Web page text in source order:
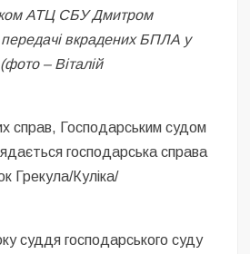
АТЦ СБУ Дмитром
вкрадених БПЛА у
– Віталій
справ, Господарським судом
господарська справа
Грекула/Куліка/
суддя господарського суду